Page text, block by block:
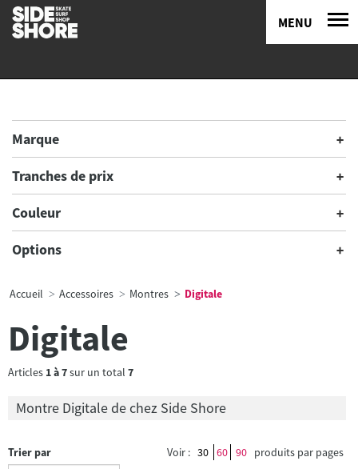
MENU
Marque
Tranches de prix
Couleur
Options
Accueil Accessoires Montres Digitale
Digitale
Articles 1à7sur un total 7
Montre Digitale de chez Side Shore
Trier par Voir : 30 60 90 produits par pages